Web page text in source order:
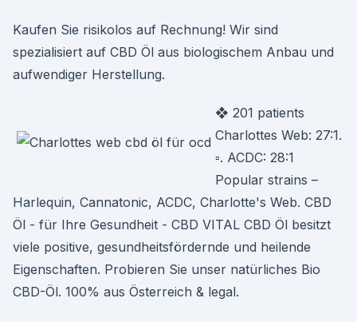
Kaufen Sie risikolos auf Rechnung! Wir sind
spezialisiert auf CBD Öl aus biologischem Anbau und
aufwendiger Herstellung.
❖ 201 patients
Charlottes Web: 27:1.
▫. ACDC: 28:1
Popular strains –
Harlequin, Cannatonic, ACDC, Charlotte's Web. CBD
Öl - für Ihre Gesundheit - CBD VITAL CBD Öl besitzt
viele positive, gesundheitsfördernde und heilende
Eigenschaften. Probieren Sie unser natürliches Bio
CBD-Öl. 100% aus Österreich & legal.